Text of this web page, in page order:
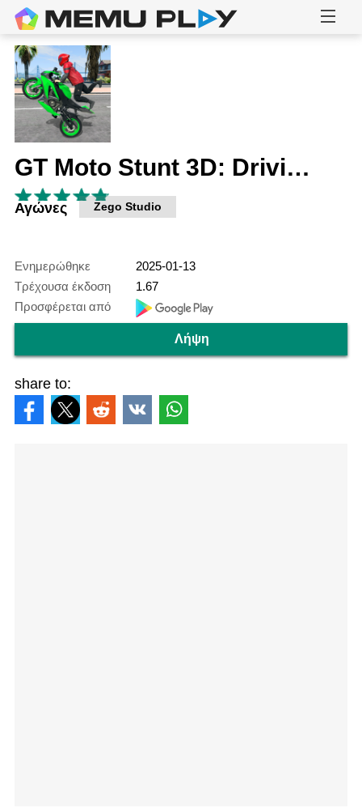
GT Moto Stunt 3D: Driving Game
Αγώνες Zego Studio
Ενημερώθηκε
2025-01-13
Τρέχουσα έκδοση
1.67
Προσφέρεται από
Λήψη
share to: